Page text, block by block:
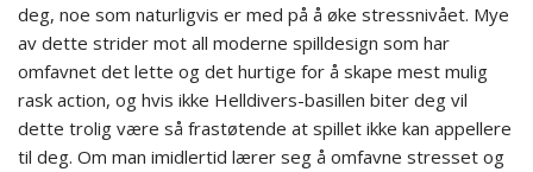
deg, noe som naturligvis er med på å øke stressnivået. Mye
av dette strider mot all moderne spilldesign som har
omfavnet det lette og det hurtige for å skape mest mulig
rask action, og hvis ikke Helldivers-basillen biter deg vil
dette trolig være så frastøtende at spillet ikke kan appellere
til deg. Om man imidlertid lærer seg å omfavne stresset og